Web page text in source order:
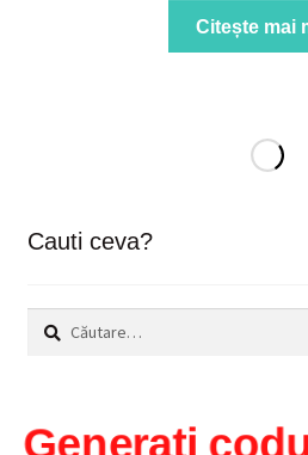
Citește mai
Cauti ceva?
Caută
după:
Generați